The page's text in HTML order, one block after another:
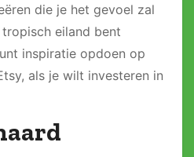
die je het gevoel zal
eiland bent
inspiratie opdoen op
als je wilt investeren in